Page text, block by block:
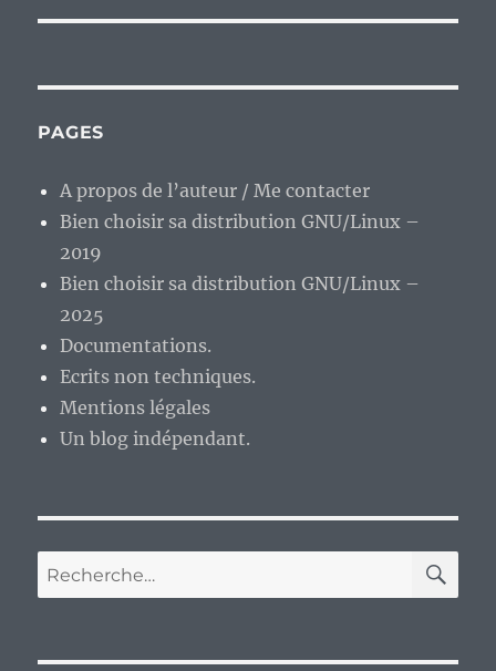
PAGES
A propos de l’auteur / Me contacter
Bien choisir sa distribution GNU/Linux –
2019
Bien choisir sa distribution GNU/Linux –
2025
Documentations.
Ecrits non techniques.
Mentions légales
Un blog indépendant.
Recherche
pour :